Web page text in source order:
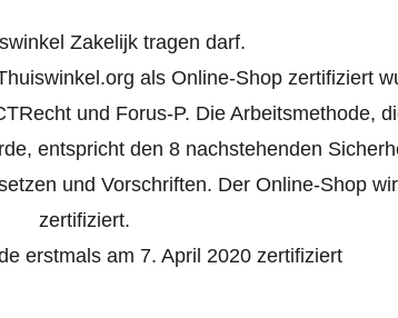
Zakelijk tragen darf.
als Online-Shop zertifiziert
und Forus-P. Die Arbeitsmethode,
entspricht den 8 nachstehenden
und Vorschriften. Der Online-Shop
zertifiziert.
erstmals am 7. April 2020 zertifiziert